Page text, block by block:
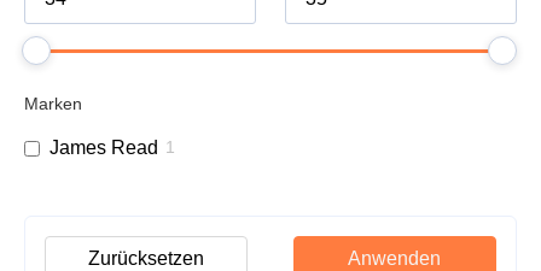
Marken
James Read 1
Anwenden
Zurücksetzen